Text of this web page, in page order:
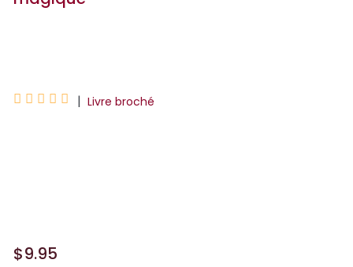
     | Livre broché
$9.95